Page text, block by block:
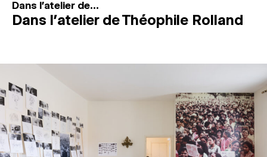
Dans l'atelier de...
Dans l’atelier de Théophile Rolland